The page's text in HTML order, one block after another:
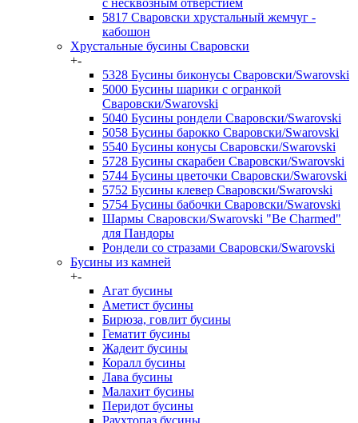
с несквозным отверстием
5817 Сваровски хрустальный жемчуг -
кабошон
Хрустальные бусины Сваровски
+-
5328 Бусины биконусы Сваровски/Swarovski
5000 Бусины шарики с огранкой
Сваровски/Swarovski
5040 Бусины рондели Сваровски/Swarovski
5058 Бусины барокко Сваровски/Swarovski
5540 Бусины конусы Сваровски/Swarovski
5728 Бусины скарабеи Сваровски/Swarovski
5744 Бусины цветочки Сваровски/Swarovski
5752 Бусины клевер Сваровски/Swarovski
5754 Бусины бабочки Сваровски/Swarovski
Шармы Сваровски/Swarovski "Be Charmed"
для Пандоры
Рондели со стразами Сваровски/Swarovski
Бусины из камней
+-
Агат бусины
Аметист бусины
Бирюза, говлит бусины
Гематит бусины
Жадеит бусины
Коралл бусины
Лава бусины
Малахит бусины
Перидот бусины
Раухтопаз бусины